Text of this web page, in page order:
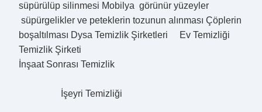
süpürülüp silinmesi Mobilya görünür yüzeyler
süpürgelikler ve peteklerin tozunun alınması Çöplerin
boşaltılması Dysa Temizlik Şirketleri Ev Temizliği
Temizlik Şirketi
İnşaat Sonrası Temizlik
İşeyri Temizliği